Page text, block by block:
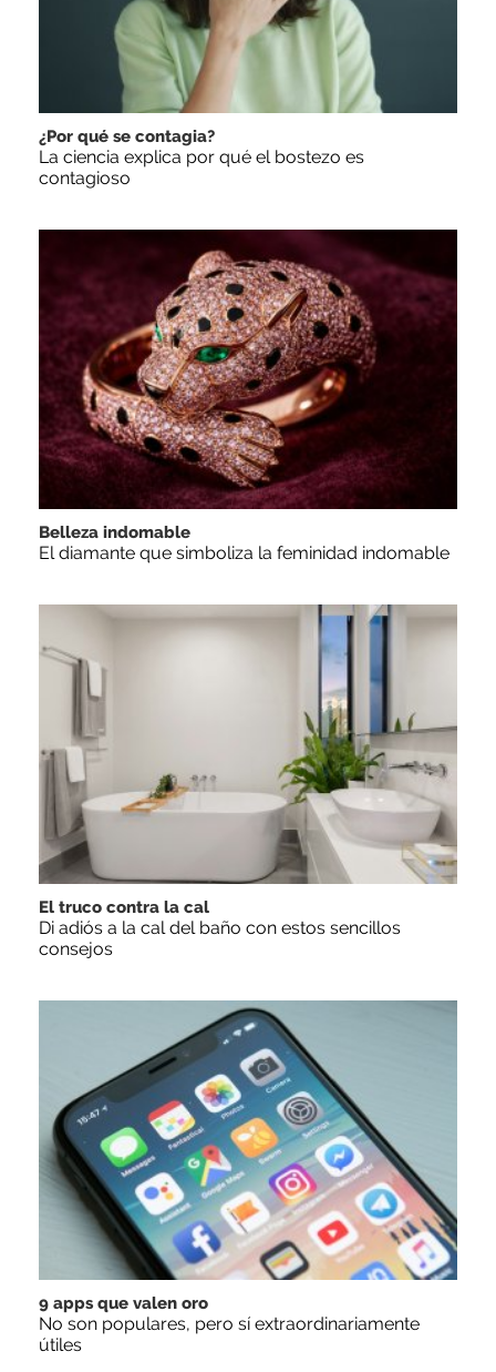
¿Por qué se contagia?
La ciencia explica por qué el bostezo es
contagioso
Belleza indomable
El diamante que simboliza la feminidad indomable
El truco contra la cal
Di adiós a la cal del baño con estos sencillos
consejos
9 apps que valen oro
No son populares, pero sí extraordinariamente
útiles